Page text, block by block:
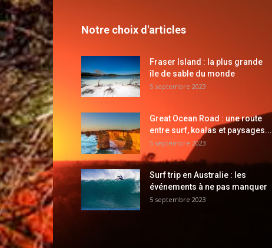
Notre choix d'articles
Fraser Island : la plus grande
île de sable du monde
5 septembre 2023
Great Ocean Road : une route
entre surf, koalas et paysages...
5 septembre 2023
Surf trip en Australie : les
événements à ne pas manquer
5 septembre 2023